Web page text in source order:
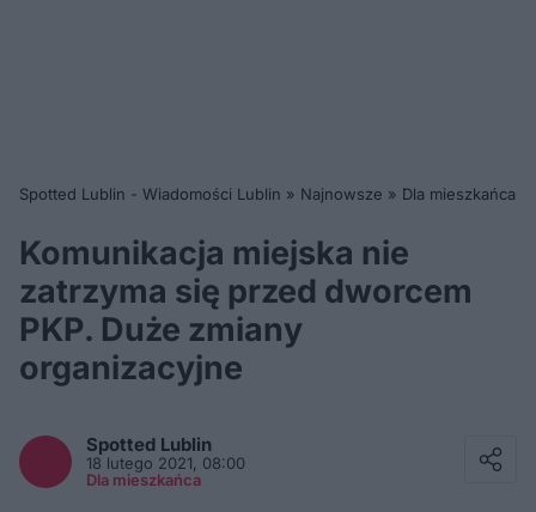
Spotted Lublin - Wiadomości Lublin » Najnowsze » Dla mieszkańca
Komunikacja miejska nie
zatrzyma się przed dworcem
PKP. Duże zmiany
organizacyjne
Spotted Lublin
18 lutego 2021, 08:00
Dla mieszkańca